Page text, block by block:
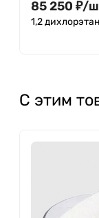
85 250 ₽/
1,2
С этим